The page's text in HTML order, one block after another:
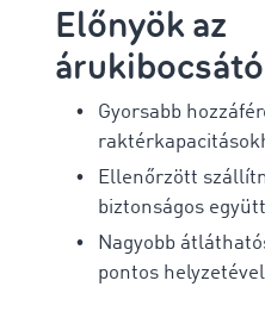
Előnyök az
Gyorsabb
Ellenőrzött
biztonságos
Nagyobb
pontos